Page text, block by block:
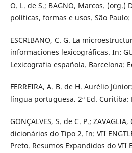
O. L. de S.; BAGNO, Marcos. (org.)
políticas, formas e usos. São
ESCRIBANO, C. G. La
informaciones lexicográficas. In:
Lexicografia española. Barcelona:
FERREIRA, A. B. de H. Aurélio
língua portuguesa. 2ª Ed. Curitiba:
GONÇALVES, S. de C. P.;
dicionários do Tipo 2. In: VII
Preto. Resumos Expandidos do VII